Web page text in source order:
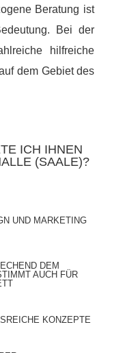
Beratung ist
Bei der
hilfreiche
dem Gebiet des
ICH IHNEN
(SAALE)?
UND MARKETING
DEM
AUCH FÜR
KONZEPTE